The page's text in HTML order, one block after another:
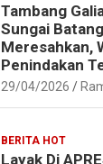
Tambang
Sungai
Meresahkan,
Penindakan
29/04/2026
BERITA HOT
Layak Di